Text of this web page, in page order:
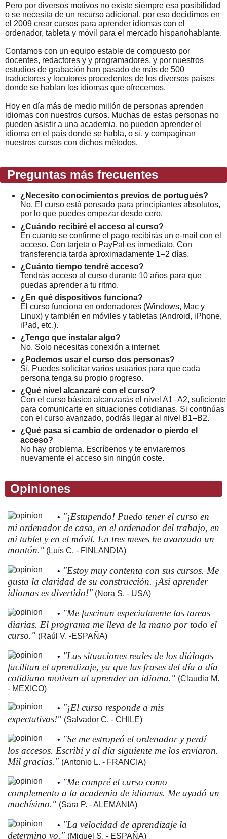
Pero por diversos motivos no existe siempre esa posibilidad
o se necesita de un recurso adicional, por eso decidimos en
el 2009 crear cursos para aprender idiomas con el
ordenador, tableta y móvil para el mercado hispanohablante.
Contamos con un equipo estable de compuesto por
docentes, redactores y y programadores, y por nuestros
estudios de grabación han pasado de más de 500
traductores y locutores procedentes de los diversos países
donde se hablan los idiomas que ofrecemos.
Hoy en día más de medio millón de personas aprenden
idiomas con nuestros cursos. Muchas de estas personas no
pueden asistir a una academia, no pueden aprender el
idioma en el país donde se habla, o sí, y compaginan
nuestros cursos con dichos métodos.
Preguntas más frecuentes
¿Necesito conocimientos previos de portugués?
No. El curso está pensado para principiantes absolutos,
por lo que puedes empezar desde cero.
¿Cuándo recibiré el acceso al curso?
En cuanto se confirme el pago recibirás un e-mail con el
acceso. Con tarjeta o PayPal es inmediato. Con
transferencia tarda aproximadamente 1–2 días.
¿Cuánto tiempo tendré acceso?
Tendrás acceso al curso durante 10 años para que
puedas aprender a tu ritmo.
¿En qué dispositivos funciona?
El curso funciona en ordenadores (Windows, Mac y
Linux) y también en móviles y tabletas (Android, iPhone,
iPad, etc.).
¿Tengo que instalar algo?
No. Solo necesitas conexión a internet.
¿Podemos usar el curso dos personas?
Sí. Puedes solicitar varios usuarios para que cada
persona tenga su propio progreso.
¿Qué nivel alcanzaré con el curso?
Con el curso básico alcanzarás el nivel A1–A2, suficiente
para comunicarte en situaciones cotidianas. Si continúas
con el curso avanzado, podrás llegar al nivel B1–B2.
¿Qué pasa si cambio de ordenador o pierdo el
acceso?
No hay problema. Escríbenos y te enviaremos
nuevamente el acceso sin ningún coste.
Opiniones
• "¡Estupendo! Puedo tener el curso en
mi ordenador de casa, en el ordenador del trabajo, en
mi tablet y en el móvil. En tres meses he avanzado un
montón." (Luís C. - FINLANDIA)
• "Estoy muy contenta con sus cursos. Me
gusta la claridad de su construcción. ¡Así aprender
idiomas es divertido!" (Nora S. - USA)
• "Me fascinan especialmente las tareas
diarias. El programa me lleva de la mano por todo el
curso." (Raúl V. -ESPAÑA)
• "Las situaciones reales de los diálogos
facilitan el aprendizaje, ya que las frases del día a día
cotidiano motivan al aprender un idioma." (Claudia M.
- MEXICO)
• "¡El curso responde a mis
expectativas!" (Salvador C. - CHILE)
• "Se me estropeó el ordenador y perdí
los accesos. Escribí y al día siguiente me los enviaron.
Mil gracias." (Antonio L. - FRANCIA)
• "Me compré el curso como
complemento a la academia de idiomas. Me ayudó un
muchísimo." (Sara P. - ALEMANIA)
• "La velocidad de aprendizaje la
determino yo." (Miguel S. - ESPAÑA)